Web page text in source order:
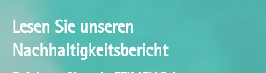
Lesen Sie unseren
Nachhaltigkeitsbericht